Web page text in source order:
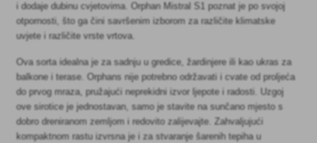
i dodaje dubinu cvjetovima. Orphan Mistral S1 poznat je po svojoj
otpornosti, što ga čini savršenim izborom za različite klimatske
uvjete i različite vrste vrtova.
Ova sorta idealna je za sadnju u gredice, žardinjere ili kao ukras za
balkone i terase. Orphans nije potrebno održavati i cvate od proljeća
do prvog mraza, pružajući neprekidni izvor ljepote i radosti. Uzgoj
ove sirotice je jednostavan, samo je stavite na sunčano mjesto s
dobro dreniranom zemljom i redovito zalijevajte. Zahvaljujući
kompaktnom rastu izvrsna je i za stvaranje šarenih tepiha u